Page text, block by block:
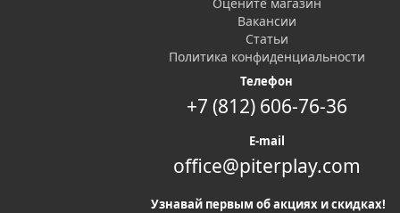
Вакансии
Статьи
Политика конфиденциальности
Телефон
+7 (812) 606-76-36
E-mail
office@piterplay.com
Узнавай первым об акциях и скидках!